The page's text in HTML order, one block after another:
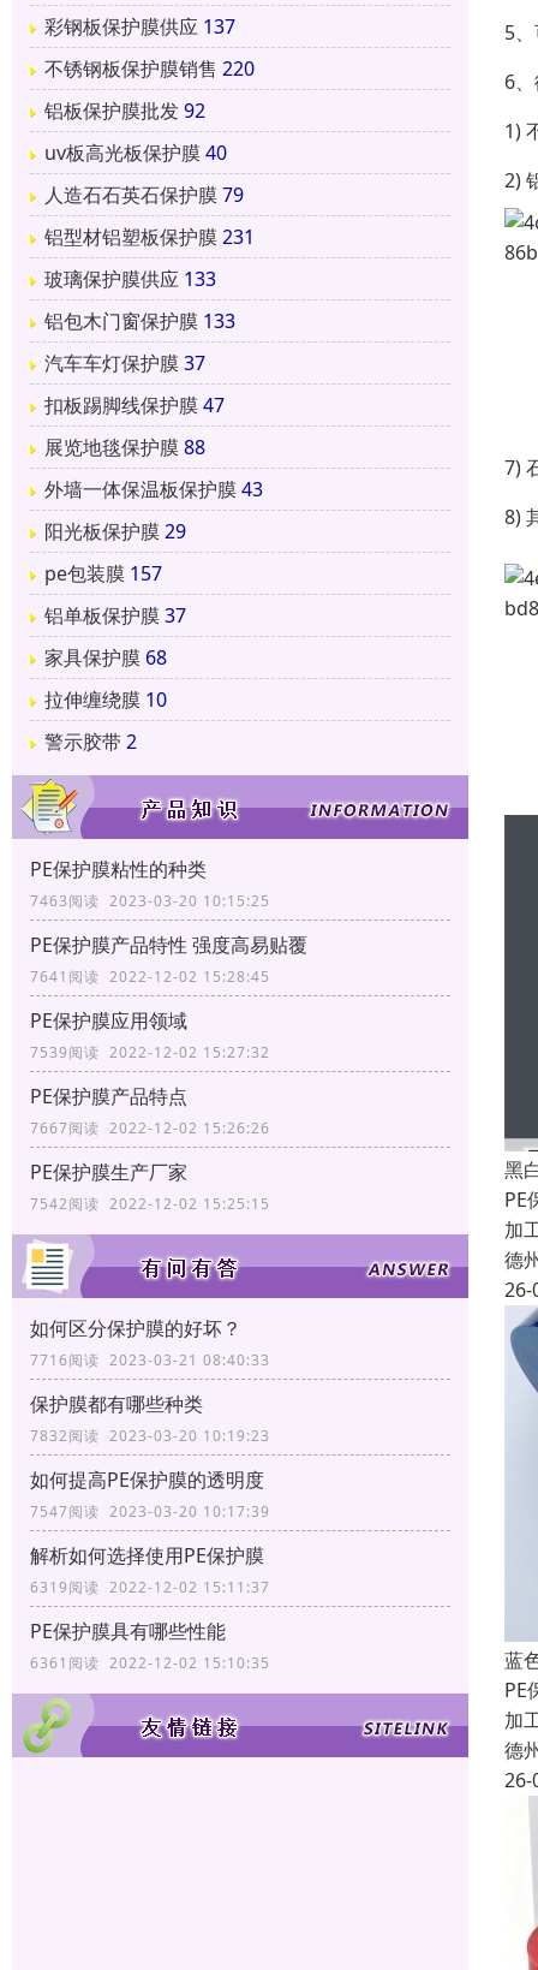
彩钢板保护膜供应 137
不锈钢板保护膜销售 220
铝板保护膜批发92
uv板高光板保护膜40
人造石石英石保护膜79
铝型材铝塑板保护膜231
玻璃保护膜供应 133
铝包木门窗保护膜 133
汽车车灯保护膜37
扣板踢脚线保护膜47
展览地毯保护膜88
外墙一体保温板保护膜43
阳光板保护膜29
pe包装膜 157
铝单板保护膜37
家具保护膜 68
拉伸缠绕膜 10
警示胶带2
PE保护膜粘性的种类
7463阅读 2023-03-20 10:15:25
PE保护膜产品特性 强度高易贴覆
7641阅读 2022-12-02 15:28:45
PE保护膜应用领域
7539阅读 2022-12-02 15:27:32
PE保护膜产品特点
7667阅读 2022-12-02 15:26:26
PE保护膜生产厂家
7542阅读 2022-12-02 15:25:15
如何区分保护膜的好坏？
7716阅读 2023-03-21 08:40:33
保护膜都有哪些种类
7832阅读 2023-03-20 10:19:23
如何提高PE保护膜的透明度
7547阅读 2023-03-20 10:17:39
解析如何选择使用PE保护膜
6319阅读 2022-12-02 15:11:37
PE保护膜具有哪些性能
6361阅读 2022-12-02 15:10:35
5
6
1)
2)
7)
8)
黑
PE
加
德
26-
蓝
PE
加
德
26-